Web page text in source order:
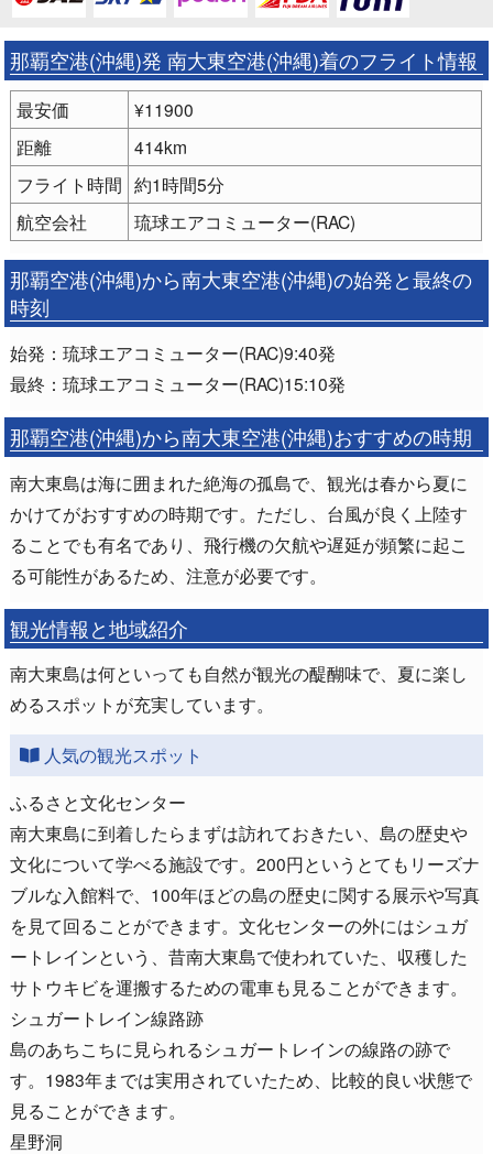
那覇空港(沖縄)発 南大東空港(沖縄)着のフライト情報
最安価
¥11900
距離
414km
フライト時間 約1時間5分
航空会社
琉球エアコミューター(RAC)
那覇空港(沖縄)から南大東空港(沖縄)の始発と最終の
時刻
始発：琉球エアコミューター(RAC)9:40発
最終：琉球エアコミューター(RAC)15:10発
那覇空港(沖縄)から南大東空港(沖縄)おすすめの時期
南大東島は海に囲まれた絶海の孤島で、観光は春から夏に
かけてがおすすめの時期です。ただし、台風が良く上陸す
ることでも有名であり、飛行機の欠航や遅延が頻繁に起こ
る可能性があるため、注意が必要です。
観光情報と地域紹介
南大東島は何といっても自然が観光の醍醐味で、夏に楽し
めるスポットが充実しています。
人気の観光スポット
ふるさと文化センター
南大東島に到着したらまずは訪れておきたい、島の歴史や
文化について学べる施設です。200円というとてもリーズナ
ブルな入館料で、100年ほどの島の歴史に関する展示や写真
を見て回ることができます。文化センターの外にはシュガ
ートレインという、昔南大東島で使われていた、収穫した
サトウキビを運搬するための電車も見ることができます。
シュガートレイン線路跡
島のあちこちに見られるシュガートレインの線路の跡で
す。1983年までは実用されていたため、比較的良い状態で
見ることができます。
星野洞